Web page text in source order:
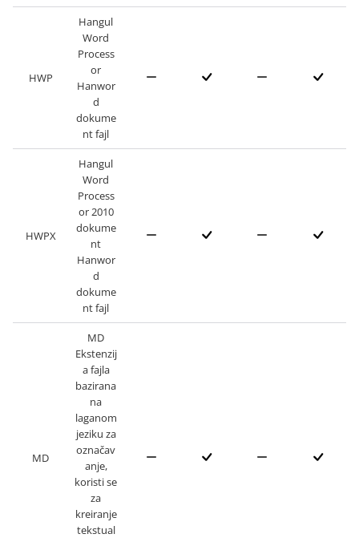
HWP
Hangul
Word
Process
or
Hanwor
d
dokume
nt fajl
HWPX
Hangul
Word
Process
or 2010
dokume
nt
Hanwor
d
dokume
nt fajl
MD
MD
Ekstenzij
a fajla
bazirana
na
laganom
jeziku za
označav
anje,
koristi se
za
kreiranje
tekstual